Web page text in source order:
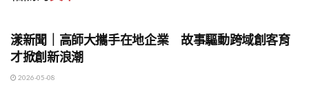
漾新聞｜高師大攜手在地企業 故事驅動跨域創客育
才掀創新浪潮
2026-05-08